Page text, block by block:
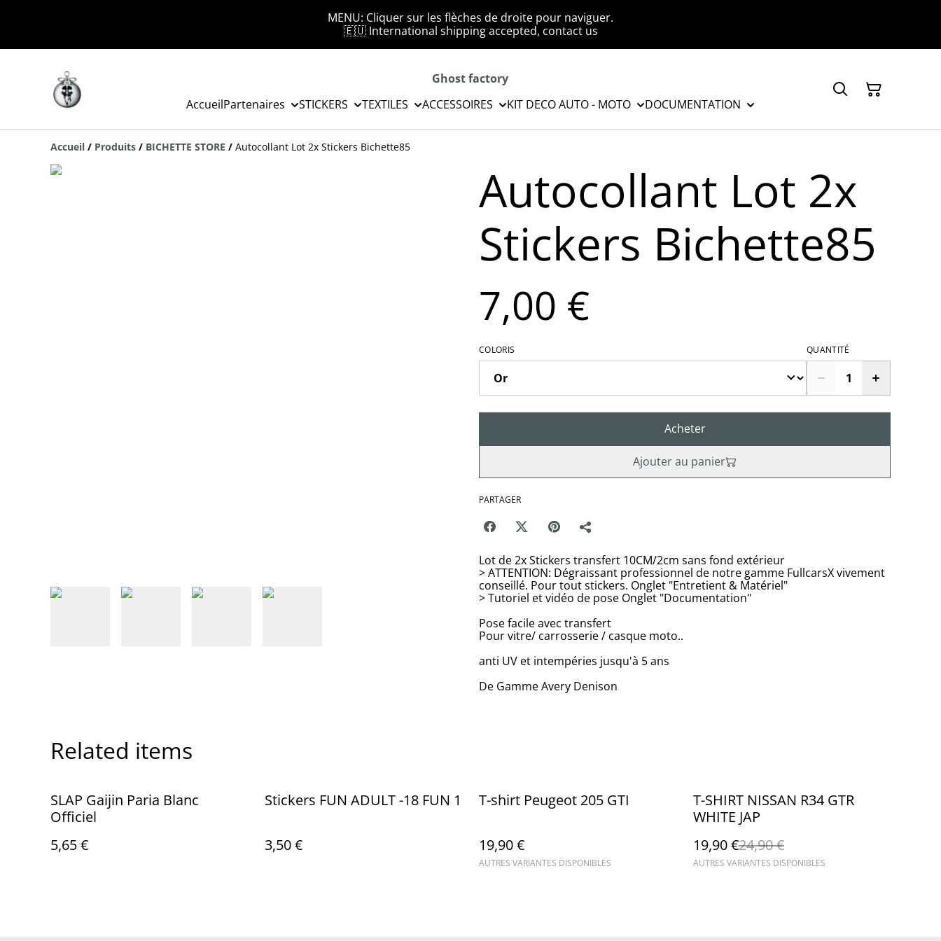
MENU: Cliquer sur les flèches de droite pour naviguer.
🇪🇺 International shipping accepted, contact us
Ghost factory
AccueilPartenaires STICKERS TEXTILES ACCESSOIRES KIT DECO AUTO - MOTO DOCUMENTATION
Accueil / Produits / BICHETTE STORE / Autocollant Lot 2x Stickers Bichette85
Autocollant Lot 2x
Stickers Bichette85
7,00 €
COLORIS QUANTITÉ
Acheter
Ajouter au panier
PARTAGER
Lot de 2x Stickers transfert 10CM/2cm sans fond extérieur
> ATTENTION: Dégraissant professionnel de notre gamme FullcarsX vivement
conseillé. Pour tout stickers. Onglet "Entretient & Matériel"
> Tutoriel et vidéo de pose Onglet "Documentation"
Pose facile avec transfert
Pour vitre/ carrosserie / casque moto..
anti UV et intempéries jusqu'à 5 ans
De Gamme Avery Denison
Related items
SLAP Gaijin Paria Blanc
Officiel
5,65 €
Stickers FUN ADULT -18 FUN 1
3,50 €
T-shirt Peugeot 205 GTI
19,90 €
AUTRES VARIANTES DISPONIBLES
%
T-SHIRT NISSAN R34 GTR
WHITE JAP
19,90 €24,90 €
AUTRES VARIANTES DISPONIBLES